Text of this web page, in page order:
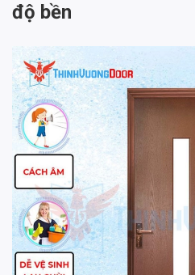
độ bền